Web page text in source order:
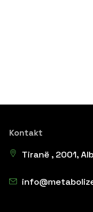
Kontakt
Tiranë , 2001,